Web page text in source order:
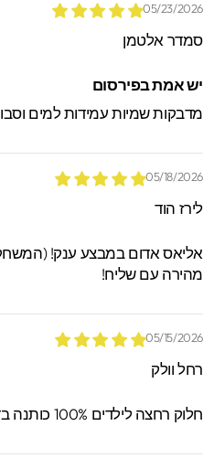
05/23/
אלטמן
אמת בפירסום
שמיות עמידות למים וסבון
05/18/
הוד
עם שליח!
05/15/
וולק
רחצה לילדים 100% כותנה בד עבה רק ₪89 | יש כפל מבצעים!